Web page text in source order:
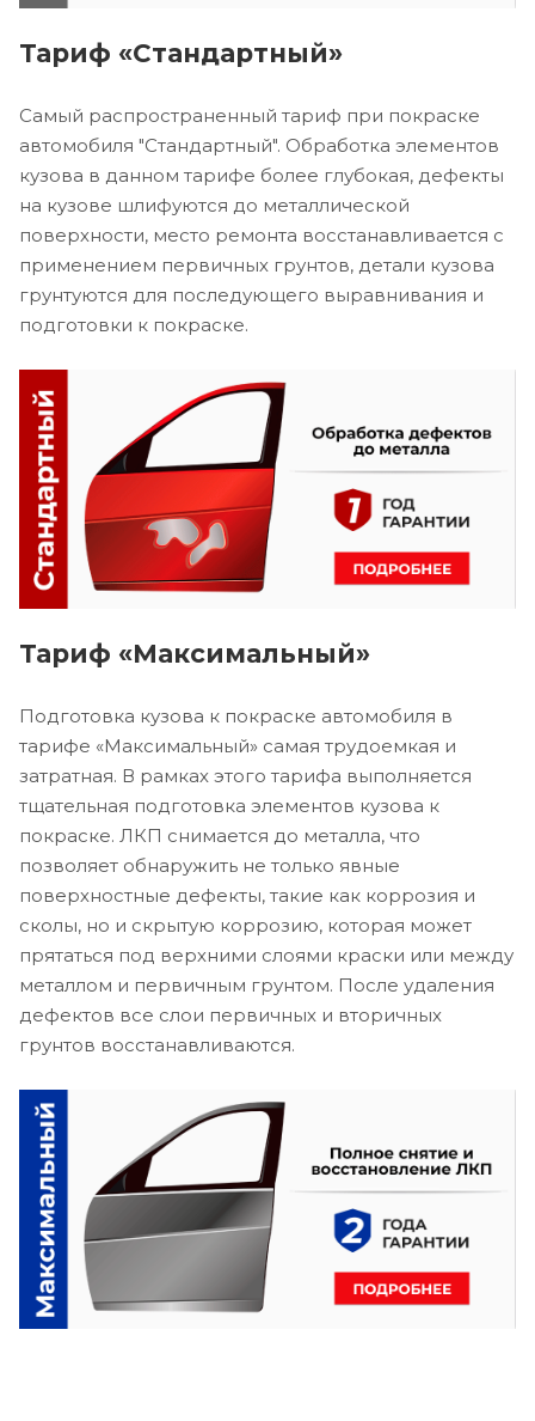
Тариф «Стандартный»
Самый распространенный тариф при покраске
автомобиля "Стандартный". Обработка элементов
кузова в данном тарифе более глубокая, дефекты
на кузове шлифуются до металлической
поверхности, место ремонта восстанавливается с
применением первичных грунтов, детали кузова
грунтуются для последующего выравнивания и
подготовки к покраске.
Тариф «Максимальный»
Подготовка кузова к покраске автомобиля в
тарифе «Максимальный» самая трудоемкая и
затратная. В рамках этого тарифа выполняется
тщательная подготовка элементов кузова к
покраске. ЛКП снимается до металла, что
позволяет обнаружить не только явные
поверхностные дефекты, такие как коррозия и
сколы, но и скрытую коррозию, которая может
прятаться под верхними слоями краски или между
металлом и первичным грунтом. После удаления
дефектов все слои первичных и вторичных
грунтов восстанавливаются.